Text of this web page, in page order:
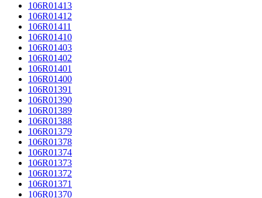
106R01413
106R01412
106R01411
106R01410
106R01403
106R01402
106R01401
106R01400
106R01391
106R01390
106R01389
106R01388
106R01379
106R01378
106R01374
106R01373
106R01372
106R01371
106R01370